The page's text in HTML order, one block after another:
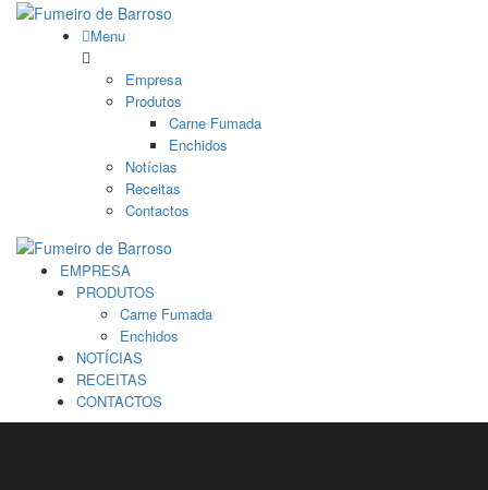
Menu
Empresa
Produtos
Carne Fumada
Enchidos
Notícias
Receitas
Contactos
EMPRESA
PRODUTOS
Carne Fumada
Enchidos
NOTÍCIAS
RECEITAS
CONTACTOS